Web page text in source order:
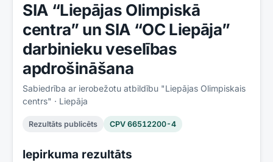
SIA “Liepājas Olimpiskā
centra” un SIA “OC Liepāja”
darbinieku veselības
apdrošināšana
Sabiedrība ar ierobežotu atbildību "Liepājas Olimpiskais
centrs" · Liepāja
Rezultāts publicēts CPV 66512200-4
Iepirkuma rezultāts